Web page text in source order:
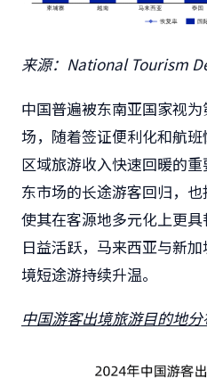
来源：National Tourism
中国普遍被东南亚国家视
场，随着签证便利化和航
区域旅游收入快速回暖的
东市场的长途游客回归，也
使其在客源地多元化上更
日益活跃，马来西亚与新
境短途游持续升温。
中国游客出境旅游目的地